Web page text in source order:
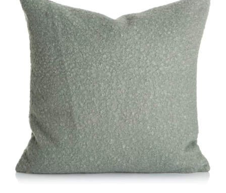
VERKTØY
HJEM
INTERIØR
TEKSTIL
KJØKKEN
MØBLER
GAVESETT